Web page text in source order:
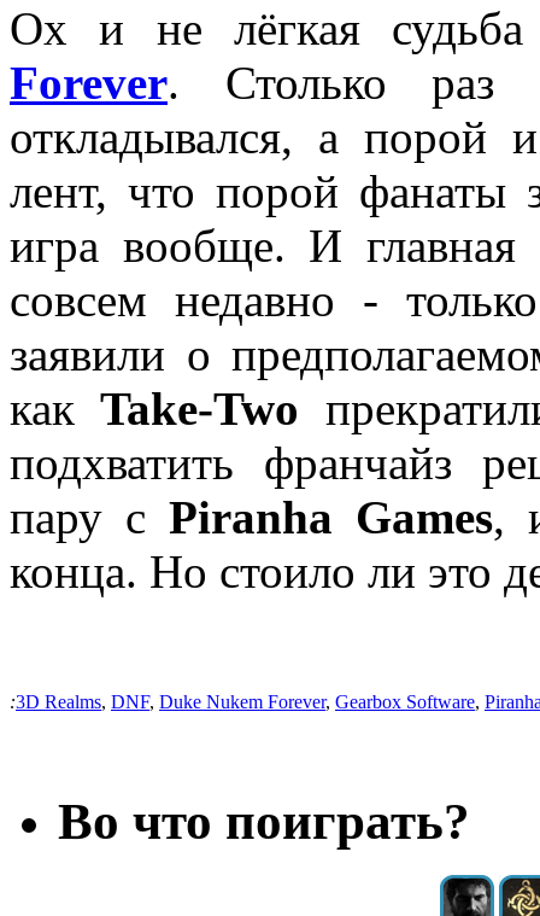
Ох и не лёгкая
Forever. Столько раз
откладывался, а порой
лент, что порой фанаты
игра вообще. И главная
совсем недавно -
заявили о
какTake-Two
подхватить франчайз
пару с Piranha Games,
конца. Но стоило ли это
:3D Realms, DNF, Duke Nukem Forever, Gearbox Software,
Во что поиграть?